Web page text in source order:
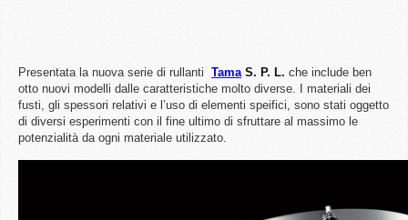
Presentata la nuova serie di rullanti TamaS. P. L. che include ben
otto nuovi modelli dalle caratteristiche molto diverse. I materiali dei
fusti, gli spessori relativi e l’uso di elementi speifici, sono stati oggetto
di diversi esperimenti con il fine ultimo di sfruttare al massimo le
potenzialità da ogni materiale utilizzato.